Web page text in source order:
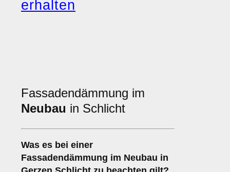
erhalten
Fassadendämmung im
Neubau in Schlicht
Was es bei einer
Fassadendämmung im Neubau in